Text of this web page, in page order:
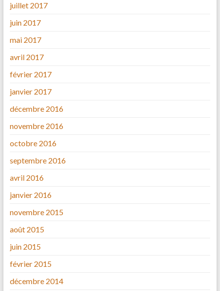
juillet 2017
juin 2017
mai 2017
avril 2017
février 2017
janvier 2017
décembre 2016
novembre 2016
octobre 2016
septembre 2016
avril 2016
janvier 2016
novembre 2015
août 2015
juin 2015
février 2015
décembre 2014